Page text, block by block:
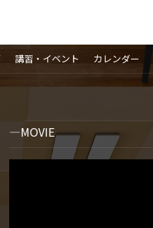
講習・イベント カレンダー
MOVIE